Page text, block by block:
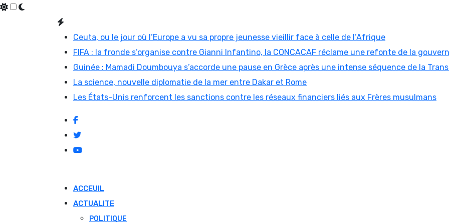
Ceuta, ou le jour où l’Europe a vu sa propre jeunesse vieillir face à celle de l’Afrique
FIFA : la fronde s’organise contre Gianni Infantino, la CONCACAF réclame une refonte de la
Guinée : Mamadi Doumbouya s’accorde une pause en Grèce après une intense séquence de la
La science, nouvelle diplomatie de la mer entre Dakar et Rome
Les États-Unis renforcent les sanctions contre les réseaux financiers liés aux Frères musulmans
ACCEUIL
ACTUALITE
POLITIQUE